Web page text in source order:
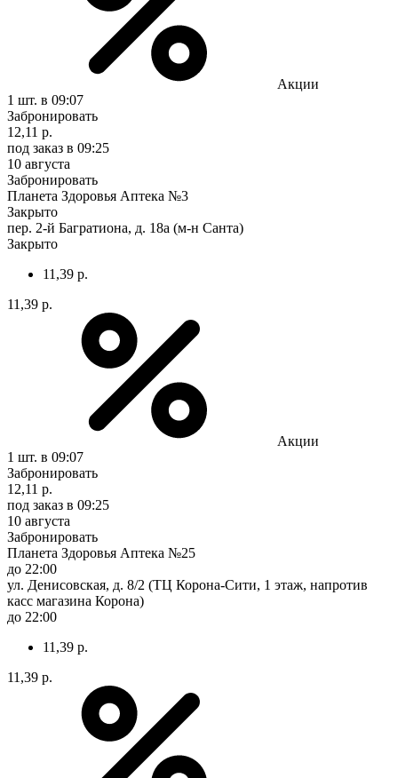
Акции
1 шт. в 09:07
Забронировать
12,11 р.
под заказ в 09:25
10 августа
Забронировать
Планета Здоровья Аптека №3
Закрыто
пер. 2-й Багратиона, д. 18а (м-н Санта)
Закрыто
11,39 р.
11,39 р.
Акции
1 шт. в 09:07
Забронировать
12,11 р.
под заказ в 09:25
10 августа
Забронировать
Планета Здоровья Аптека №25
до 22:00
ул. Денисовская, д. 8/2 (ТЦ Корона-Сити, 1 этаж, напротив
касс магазина Корона)
до 22:00
11,39 р.
11,39 р.